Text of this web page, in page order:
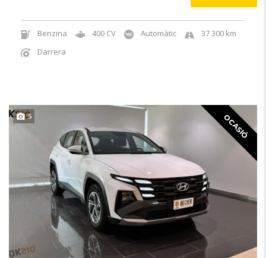
Benzina 400 CV Automàtic
37 300 km
Darrera
OCASIÓ
5